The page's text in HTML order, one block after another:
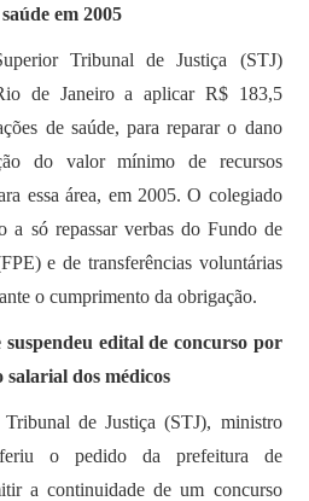
em 2005
Tribunal de Justiça (STJ)
de Janeiro a aplicar R$ 183,5
de saúde, para reparar o dano
do valor mínimo de recursos
essa área, em 2005. O colegiado
a só repassar verbas do Fundo de
e de transferências voluntárias
o cumprimento da obrigação.
edital de concurso por
salarial dos médicos
de Justiça (STJ), ministro
o pedido da prefeitura de
a continuidade de um concurso